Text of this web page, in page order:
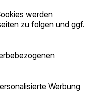
werden
zu folgen und ggf.
Werbung